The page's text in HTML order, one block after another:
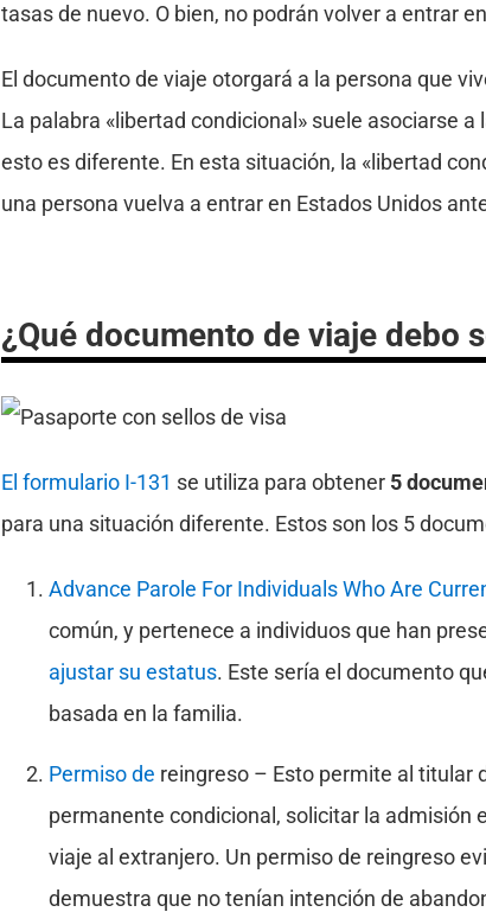
tasas de nuevo. O bien, no podrán volver a entrar
El documento de viaje otorgará a la persona que
La palabra «libertad condicional» suele asociarse
esto es diferente. En esta situación, la «libertad
una persona vuelva a entrar en Estados Unidos
¿Qué documento de viaje debo
El formulario I-131 se utiliza para obtener 5
para una situación diferente. Estos son los 5
Advance Parole For Individuals Who Are
común, y pertenece a individuos que han
ajustar su estatus. Este sería el documento
basada en la familia.
Permiso de reingreso – Esto permite al titular
permanente condicional, solicitar la admisión
viaje al extranjero. Un permiso de reingreso
demuestra que no tenían intención de